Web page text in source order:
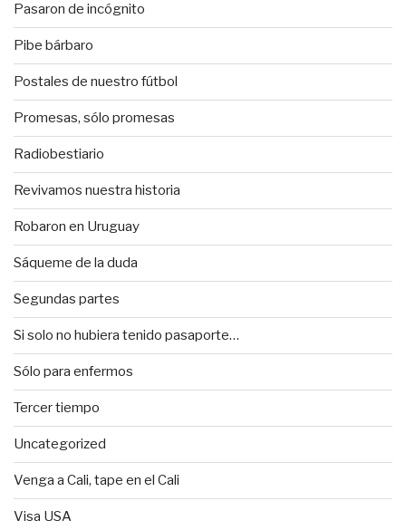
Pasaron de incógnito
Pibe bárbaro
Postales de nuestro fútbol
Promesas, sólo promesas
Radiobestiario
Revivamos nuestra historia
Robaron en Uruguay
Sáqueme de la duda
Segundas partes
Si solo no hubiera tenido pasaporte…
Sólo para enfermos
Tercer tiempo
Uncategorized
Venga a Cali, tape en el Cali
Visa USA